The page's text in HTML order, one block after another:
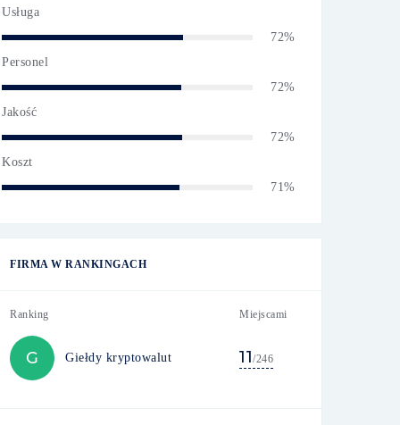
Usługa
72%
Personel
72%
Jakość
72%
Koszt
71%
FIRMA W RANKINGACH
Ranking Miejscami
G Giełdy kryptowalut 11/246